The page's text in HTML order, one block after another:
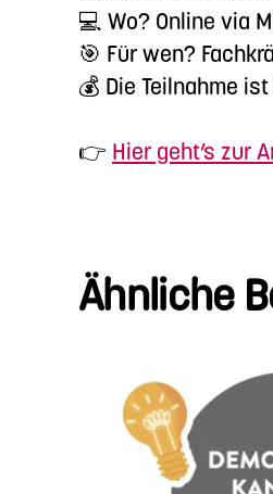
💻 Wo? Online via
🎯 Für wen?
💰 Die Teilnahme
👉 Hier geht’s zur
Ähnliche